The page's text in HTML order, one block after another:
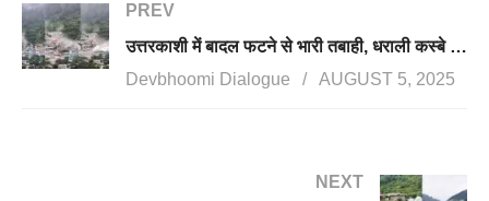
PREV
उत्तरकाशी में बादल फटने से भारी तबाही, धराली कस्बे में तबाही का खौफनाक मंजर
Devbhoomi Dialogue
AUGUST 5, 2025
NEXT